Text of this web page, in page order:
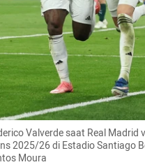
Valverde saat Real Madrid
2025/26 di Estadio Santiago
Moura